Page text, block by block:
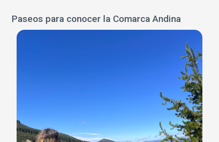
Paseos para conocer la Comarca Andina